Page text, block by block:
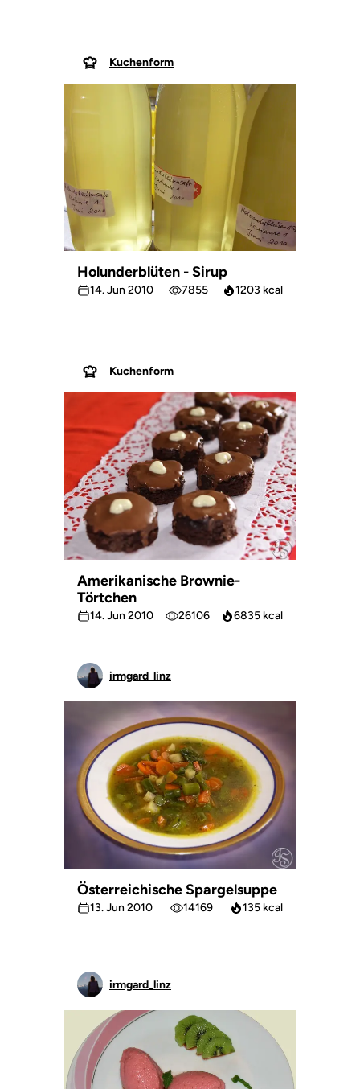
Kuchenform
Holunderblüten - Sirup
14. Jun 2010 7855 1203 kcal
Kuchenform
Amerikanische Brownie-
Törtchen
14. Jun 2010 26106 6835 kcal
irmgard_linz
Österreichische Spargelsuppe
13. Jun 2010 14169 135 kcal
irmgard_linz